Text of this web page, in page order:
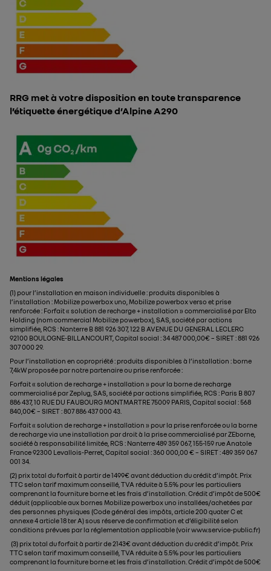
RRG met à votre disposition en toute transparence
l’étiquette énergétique d’Alpine A290
Mentions légales
(1) pour l’installation en maison individuelle : produits disponibles à
l’installation : Mobilize powerbox uno, Mobilize powerbox verso et prise
renforcée : Forfait « solution de recharge + installation » commercialisé par Elto
Holding (nom commercial Mobilize powerbox), SAS, société par actions
simplifiée, RCS : Nanterre B 881 926 307, 122 B AVENUE DU GENERAL LECLERC
92100 BOULOGNE-BILLANCOURT, Capital social : 34 487 000,00€ – SIRET : 881 926
307 000 29. ​
Pour l’installation en copropriété : produits disponibles à l’installation : borne
7,4kW proposée par notre partenaire ou prise renforcée : ​
Forfait « solution de recharge + installation » pour la borne de recharge
commercialisé par Zeplug, SAS, société par actions simplifiée, RCS : Paris B 807
886 437, 10 RUE DU FAUBOURG MONTMARTRE 75009 PARIS, Capital social : 568
840,00€ – SIRET : 807 886 437 000 43. ​
Forfait « solution de recharge + installation » pour la prise renforcée ou la borne
de recharge via une installation par droit à la prise commercialisé par ZEborne,
société à responsabilité limitée, RCS : Nanterre 489 359 067, 155-159 rue Anatole
France 92300 Levallois-Perret, Capital social : 360 000,00 € – SIRET : 489 359 067
001 34.​
(2) prix total du forfait à partir de 1499€ avant déduction du crédit d’impôt. Prix
TTC selon tarif maximum conseillé, TVA réduite à 5.5% pour les particuliers
comprenant la fourniture borne et les frais d’installation. Crédit d’impôt de 500€
déduit (applicable aux bornes Mobilize powerbox uno installées/achetées par
des personnes physiques (Code général des impôts, article 200 quater C et
annexe 4 article 18 ter A) sous réserve de confirmation et d’éligibilité selon
conditions prévues par la réglementation applicable (voir www.service-public.fr)
(3) prix total du forfait à partir de 2143€ avant déduction du crédit d’impôt. Prix
TTC selon tarif maximum conseillé, TVA réduite à 5.5% pour les particuliers
comprenant la fourniture borne et les frais d’installation. Crédit d’impôt de 500€